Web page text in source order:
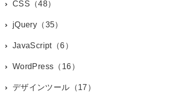
CSS（48）
jQuery（35）
JavaScript（6）
WordPress（16）
デザインツール（17）